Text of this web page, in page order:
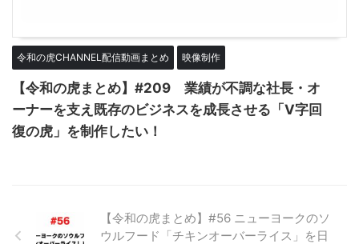
令和の虎CHANNEL配信動画まとめ 映像制作
【令和の虎まとめ】#209 業績が不調な社長・オ
ーナーを支え既存のビジネスを成長させる「V字回
復の虎」を制作したい！
【令和の虎まとめ】#56 ニューヨークのソ
ウルフード「チキンオーバーライス」を日